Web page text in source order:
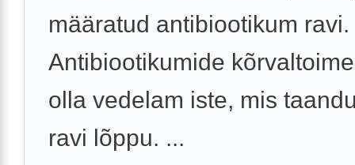
määratud antibiootikum ravi.
Antibiootikumide
olla vedelam iste, mis
ravi lõppu. ...